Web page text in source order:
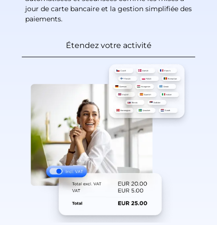
Étendez votre activité
jour de carte bancaire et la gestion simplifiée des
paiements.